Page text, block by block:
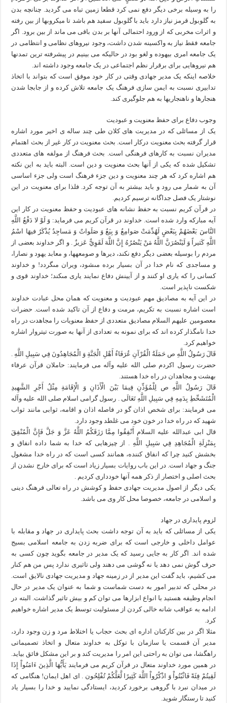
را به وسیله برخی دیگر دفع نمی کرد قطعا زمین تباه می گردید. چنانچه بدن
به گلوبول قرمز نیاز دارد باید با گلوبول سفید هم باشد تا میکروبها از بین رفته
و اثرات مخربی که از ورود احتمالی آنها بر بدن باقی می ماند از بین برود. اگر
جامعه فقط نیاز به واکسینه شدن داشت، وجود نیروهای نظامی و انتظامی در
یک جامعه امری بیهوده و لغو بود در حالیکه می بینیم در پیشرفته ترین تمدنها
هم نیروهایی برای برقرار نظم اجتماعی در یک جامعه وجود داشته اند.
خلاصه اینکه یک مدیر جهادی وقتی در کار خود موفق است که بتواند با اتخاذ
تدابیری نسبت به ایمن سازی فرهنگ یک جامعه تلاش کرده و از جابجا شدن
هنجارها و ناهنجاریها به هم جلوگیری کند.
وجوب دفاع برای حفظ معنویت و عبودیت
یک از مسائلی که در مدیریت های کلان طی چند ساله ی اخیر مورد اشاره
قرار گرفته بحث معنویت درکار است. بحث معنویت در کار غیر از بحث اهتمام
مدیران نسبت به کارهای فرهنگی است. بحث فرهنگ از مولفه های متعددی
تشکیل شده که یکی از آنها بحث معنویت و دین است. البته باید به این نکته
هم اشاره کرد که هر چند معنویت و دین جزء فرهنگ است ولی جزء اساسی
آن به شمار می رود و باید بیشتر به آن توجه کرد. فلذا برای معنویت در این
نوشتار یک فصل جداگانه ترسیم کردیم.
در قرآن کریم نسبت به حفظ نشانه های عبودیت و حفظ معنویت در کار این
آیه مبارکه وارد شده است. خداوند در قرآن کریم می فرماید: وَ لَوْ لا دَفْعُ اللَّهِ
النَّاسَ بَعْضَهُمْ بِبَعْضٍ لَهُدِّمَتْ صَوامِعُ وَ بِيَعٌ وَ صَلَواتٌ وَ مَساجِدُ يُذْكَرُ فيهَا اسْمُ
اللَّهِ كَثيراً وَ لَيَنْصُرَنَّ اللَّهُ مَنْ يَنْصُرُهُ إِنَّ اللَّهَ لَقَوِيٌّ عَزيزٌ . و اگر خداوند بعضى از
مردم را بوسيله بعضى ديگر دفع نكند، ديرها و صومعه‏ها، و معابد يهود و نصارا،
و مساجدى كه نام خدا در آن بسيار برده مى‏شود، ويران مى‏گردد! و خداوند
كسانى را كه يارى او كنند و از آيينش دفاع نمايند يارى مى‏كند؛ خداوند قوى و
شكست ناپذير است.
در این آیه به مصادیق مهم عبودیت و معنویت که همان محل عبادت خداوند
است اشاره نسبت به تکریم، مرمت و دفاع از آن تاکید شده است. حضرات
معصومین علیهم السلام مصادیق متعددی از حفظ معنویات را مجاهدت در راه
خدا نامگذار کرده اند که برای نمونه به تعدادی از آنها به صورت تیتروار اشاره
خواهیم کرد.
قَالَ رَسُولُ اللَّهِ ص حَمَلَةُ الْقُرْآنِ عُرَفَاءُ أَهْلِ الْجَنَّةِ وَ الْمُجَاهِدُونَ فِي سَبِيلِ اللَّهِ .
حضرت رسول اکردم صلی الله علیه وآله می فرمایند: حاملان قرآن عرفاء
بهشت و مجاهدان در راه خدا هستند.
قَالَ رَسُولُ اللَّهِ ص لِلْمُؤَذِّنِ فِيمَا بَيْنَ الْأَذَانِ وَ الْإِقَامَةِ مِثْلُ أَجْرِ الشَّهِيدِ
الْمُتَشَحِّطِ بِدَمِهِ فِي سَبِيلِ اللَّهِ تَعَالَى . رسول گرامی اسلام صلی الله علیه وآله
می فرمایند: برای شخص اذان گو در فاصله اذان و اقامه، ثوابی مانند ثواب
شهید که در راه خدا در خون خود می غلطد وجود دارد.
قال ابی عبدالله علیه السلام أَنْفِقُوا مِمَّا رَزَقَكُمُ اللَّهُ عَزَّ وَ جَلَّ فَإِنَّ الْمُنْفِقَ
بِمَنْزِلَةِ الْمُجَاهِدِ فِي سَبِيلِ اللَّهِ . از چیزهایی که خدا به شما داده انفاق و
بخشش کنید چرا که انفاق کننده، همانند کسی است که در راه خدا مشغول
جنگ و جهاد است. در این باب روایات بسیار زیاد است که برای خارج نشدن از
بحث اصلی و اختصار از ذکر همه آنها خودداری کردیم .
یکی دیگر از اصول مدیریت جهادی حفظ و کوشش در راه تعالی فرهنگ دینی
و اسلامی در جامعه، خصوصا محل کار وی می باشد.
لزوم پایداری در جهاد
یکی از مسائلی که باید به آن توجه داشت بحث پایداری در جهاد و مقابله با
عوامل داخلی و خارجی است که برای ضربه زدن به جامعه اسلامی بسیج
شده اند. اگر کار به جایی رسید که یک مدیر در جامعه بگوید چون کسی به
حرف گوش نمی دهد یا نه گوشی می دهند ولی تاثیری ندارد پس من هم کنار
می کشیم، باید گفت این مدیر از در زمینه جهاد و مدیریت جهادی نالایق است.
در محلی که تدبیر امور به دست شماست و شما به عنوان یک مدیر در حال
انجام وظیفه هستید با انواع ابزارها می توان کم و بیش تاثیر گذاشت. البته در
ادامه به عواقب شانه خالی کردن از مسئولیت توسط یک مدیر اشاره خواهیم
کرد.
مثلا اگر در بین کارکنان اداره ای بحث حجاب یا اختلاط مرد و زن وجود دارد،
مدیر آن قسمت یا سازمان با توکل به خداوند متعال و اتخاذ تصمیماتی
راهگشا، می توان به راحتی این امر را مدیریت کند و بر این مشکل فائق بیاید.
در همین مورد خداوند متعال در قرآن کریم می فرمایند يَأَيُّهَا الَّذِينَ ءَامَنُواْ إِذَا
لَقِيتُمْ فِئَةً فَاثْبُتُواْ وَ اذْكُرُواْ اللَّهَ كَثِيرًا لَّعَلَّكُمْ تُفْلِحُون‏ . اى اهل ايمان! هنگامى كه
در ميدان نبرد با گروهى برخورد كرديد، ايستادگى نماييد و خدا را بسيار ياد
كنيد تا رستگار شويد.